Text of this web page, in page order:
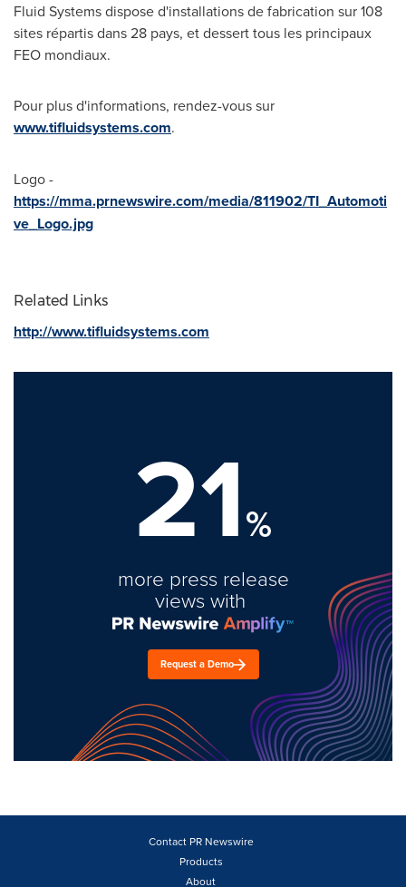
Fluid Systems dispose d'installations de fabrication sur 108
sites répartis dans 28 pays, et dessert tous les principaux
FEO mondiaux.
Pour plus d'informations, rendez-vous sur
www.tifluidsystems.com.
Logo -
https://mma.prnewswire.com/media/811902/TI_Automoti
ve_Logo.jpg
Related Links
http://www.tifluidsystems.com
21%
more press release
views with
Request a Demo
Contact PR Newswire
Products
About